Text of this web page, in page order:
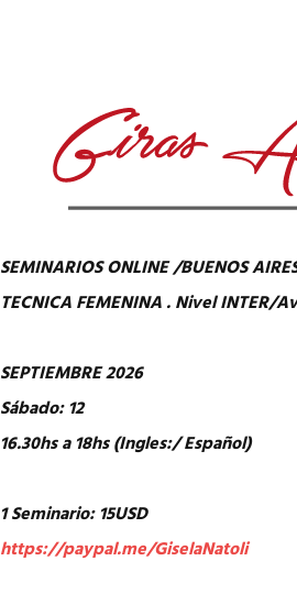
SEMINARIOS ONLINE /BUENOS
TECNICA FEMENINA . Nivel INTER/
SEPTIEMBRE 2026
Sábado: 12
16.30hs a 18hs (Ingles:/ Español)
1 Seminario: 15USD
https://paypal.me/GiselaNatoli